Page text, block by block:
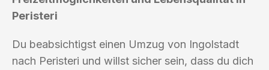
Peristeri
Du beabsichtigst einen Umzug von Ingolstadt
nach Peristeri und willst sicher sein, dass du dich